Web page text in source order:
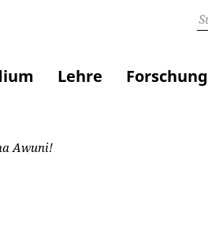
Lehre Forschung
Awuni!